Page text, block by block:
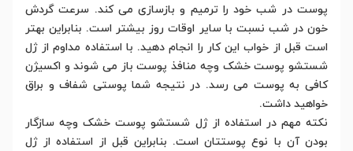
پوست در شب خود را ترمیم و بازسازی می کند. سرعت گردش
خون در شب نسبت با سایر اوقات روز بیشتر است. بنابراین بهتر
است قبل از خواب این کار را انجام دهید. با استفاده مداوم از ژل
شستشو پوست خشک وچه منافذ پوست باز می شوند و اکسیژن
کافی به پوست می رسد. در نتیجه شما پوستی شفاف و براق
خواهید داشت.
نکته مهم در استفاده از ژل شستشو پوست خشک وچه سازگار
بودن آن با نوع پوستتان است. بنابراین قبل از استفاده از ژل